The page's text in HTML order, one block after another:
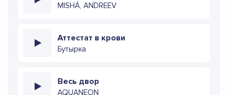
MISHÁ, ANDREEV
Аттестат в крови
Бутырка
Весь двор
AQUANEON